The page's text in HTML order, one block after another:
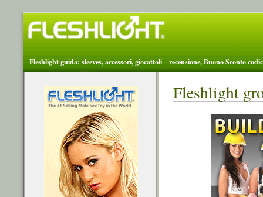
Fleshlight guida: sleeves, accessori, giocattoli – recensione, Buono Sconto
Fleshlight